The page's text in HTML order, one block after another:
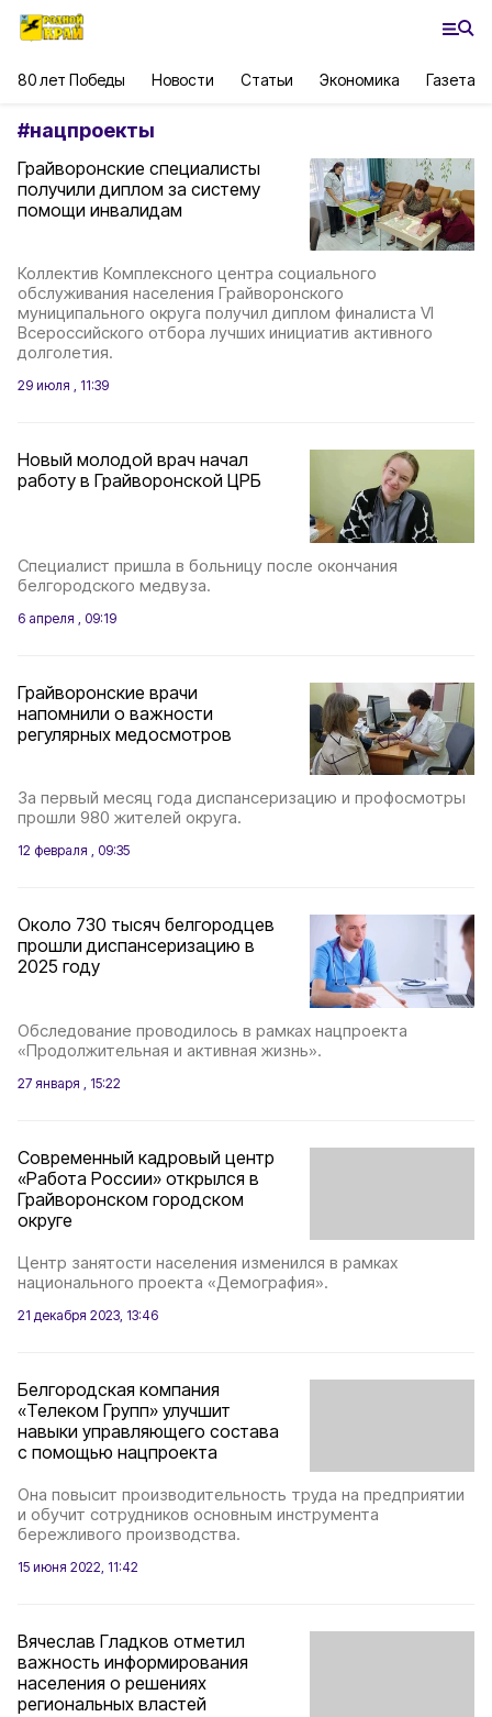
80 лет Победы Новости Статьи Экономика Газета
#нацпроекты
Грайворонские специалисты
получили диплом за систему
помощи инвалидам
Коллектив Комплексного центра социального
обслуживания населения Грайворонского
муниципального округа получил диплом финалиста VI
Всероссийского отбора лучших инициатив активного
долголетия.
29 июля , 11:39
Новый молодой врач начал
работу в Грайворонской ЦРБ
Специалист пришла в больницу после окончания
белгородского медвуза.
6 апреля , 09:19
Грайворонские врачи
напомнили о важности
регулярных медосмотров
За первый месяц года диспансеризацию и профосмотры
прошли 980 жителей округа.
12 февраля , 09:35
Около 730 тысяч белгородцев
прошли диспансеризацию в
2025 году
Обследование проводилось в рамках нацпроекта
«Продолжительная и активная жизнь».
27 января , 15:22
Современный кадровый центр
«Работа России» открылся в
Грайворонском городском
округе
Центр занятости населения изменился в рамках
национального проекта «Демография».
21 декабря 2023, 13:46
Белгородская компания
«Телеком Групп» улучшит
навыки управляющего состава
с помощью нацпроекта
Она повысит производительность труда на предприятии
и обучит сотрудников основным инструмента
бережливого производства.
15 июня 2022, 11:42
Вячеслав Гладков отметил
важность информирования
населения о решениях
региональных властей